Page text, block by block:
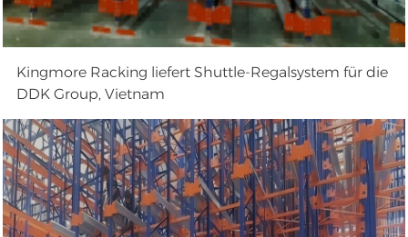
Kingmore Racking liefert Shuttle-Regalsystem für die
DDK Group, Vietnam